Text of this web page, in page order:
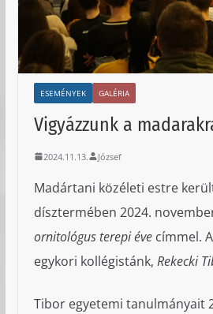
ESEMÉNYEK GALÉRIA
Vigyázzunk a
2024.11.13. József
Madártani közéleti estre
dísztermében 2024.
ornitológus terepi évecímmel.
egykori kollégistánk, Rekecki
Tibor egyetemi tanulmányait